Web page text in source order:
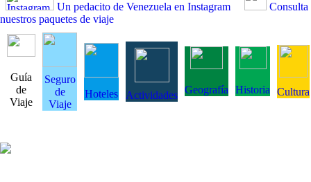
Un pedacito de Venezuela en Instagram
Consulta
nuestros paquetes de viaje
Guía
de
Viaje
Seguro
de
Viaje
Hoteles Actividades Geografía Historia Cultura